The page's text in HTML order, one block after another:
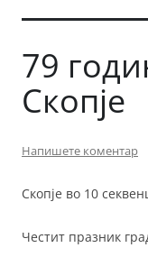
79
Скопје
Напишете коментар
Скопје во 10
Честит празник